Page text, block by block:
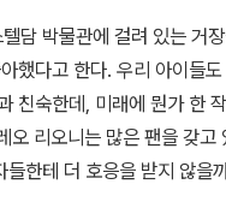
조, 물질주의, 자본주의 등에
을 던지며 독자들을 사유하
대중들에게 환대 받지 못했
하우어의 책의 <철학이야
를 충분히 이해하는 듯 했다
은 시대를 앞서가는 예술가
담 박물관에 걸려 있는 거
했다고 한다. 우리 아이들도
친숙한데, 미래에 뭔가 한
오 리오니는 많은 팬을 갖고
들한테 더 호응을 받지 않을